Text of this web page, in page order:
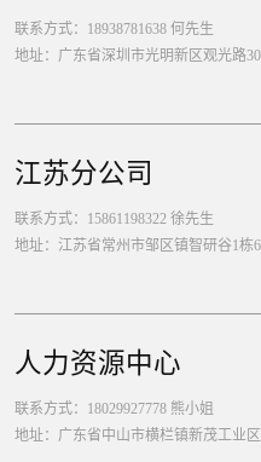
联系方式：18938781638 何先生
地址：广东省深圳市光明新区观光路
江苏分公司
联系方式：15861198322 徐先生
地址：江苏省常州市邹区镇智研谷1栋
人力资源中心
联系方式：18029927778 熊小姐
地址：广东省中山市横栏镇新茂工业